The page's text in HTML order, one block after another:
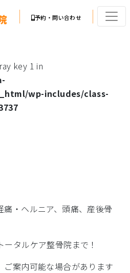
予約・問い合わせ
key 1 in
wp-includes/class-
・ヘルニア、頭痛、産後骨
タルケア整骨院まで！
ご案内可能な場合があります